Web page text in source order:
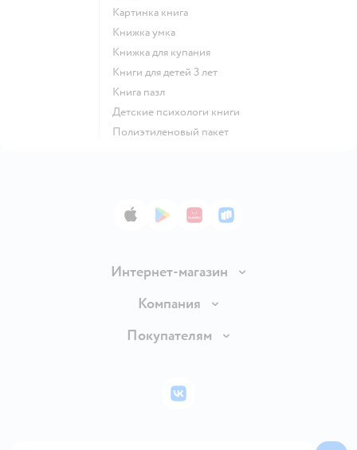
картинка книга
книжка умка
книжка для купания
книги для детей 3 лет
книга пазл
детские психологи книги
полиэтиленовый пакет
App StoreGoogle Play
AppGallery
RuStore
Интернет-магазин
Доставка и оплата
Правила продажи
Политика использования файлов cookie
Компания
Вакансии
Покупателям
Бонусные карты
ВКонтакте